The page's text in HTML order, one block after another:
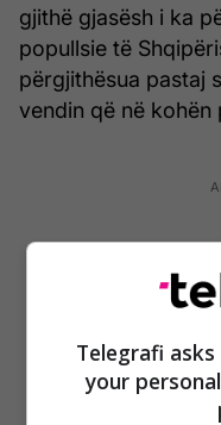
gjithë gjasësh i ka
popullsie të
përgjithësua pastaj
vendin që në kohën
Telegrafi
your